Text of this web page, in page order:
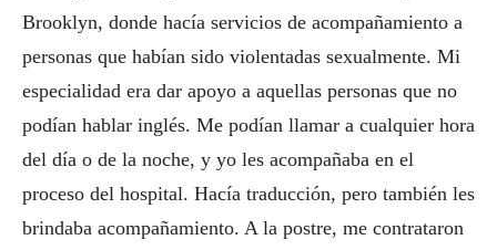
Brooklyn, donde hacía servicios de acompañamiento a
personas que habían sido violentadas sexualmente. Mi
especialidad era dar apoyo a aquellas personas que no
podían hablar inglés. Me podían llamar a cualquier hora
del día o de la noche, y yo les acompañaba en el
proceso del hospital. Hacía traducción, pero también les
brindaba acompañamiento. A la postre, me contrataron